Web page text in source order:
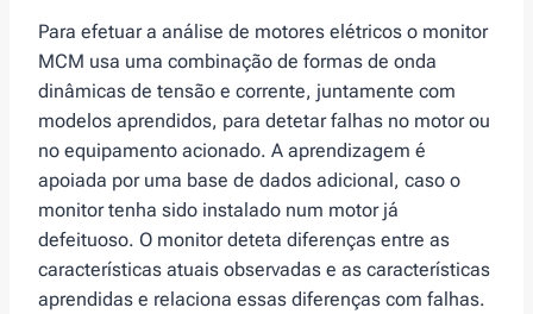
Para efetuar a análise de motores elétricos o monitor
MCM usa uma combinação de formas de onda
dinâmicas de tensão e corrente, juntamente com
modelos aprendidos, para detetar falhas no motor ou
no equipamento acionado. A aprendizagem é
apoiada por uma base de dados adicional, caso o
monitor tenha sido instalado num motor já
defeituoso. O monitor deteta diferenças entre as
características atuais observadas e as características
aprendidas e relaciona essas diferenças com falhas.